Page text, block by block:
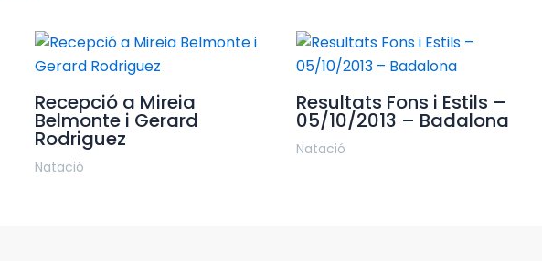
Recepció a Mireia
Belmonte i Gerard
Rodriguez
Natació
Resultats Fons i Estils –
05/10/2013 – Badalona
Natació